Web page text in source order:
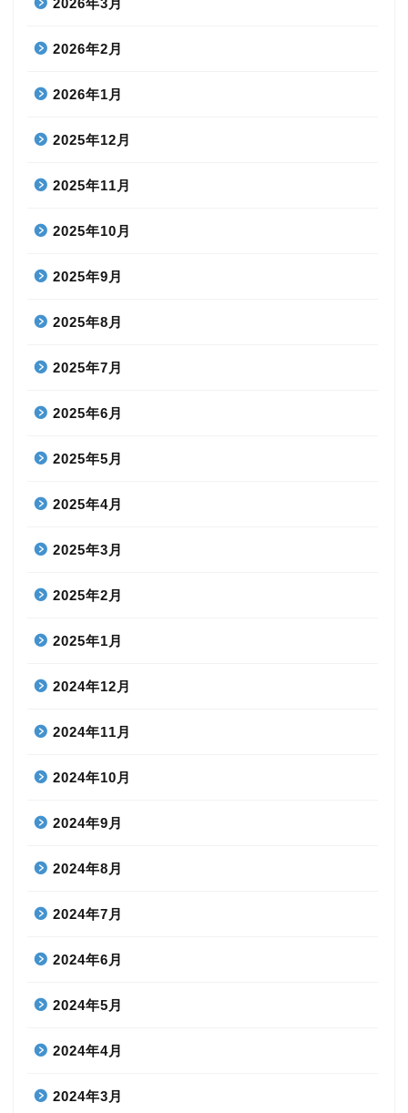
2026年2月
2026年1月
2025年12月
2025年11月
2025年10月
2025年9月
2025年8月
2025年7月
2025年6月
2025年5月
2025年4月
2025年3月
2025年2月
2025年1月
2024年12月
2024年11月
2024年10月
2024年9月
2024年8月
2024年7月
2024年6月
2024年5月
2024年4月
2024年3月